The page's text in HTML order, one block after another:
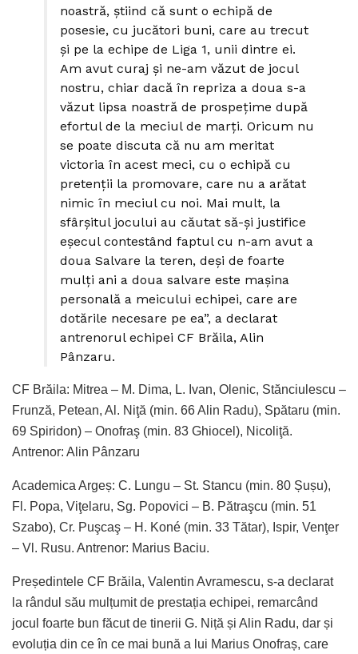
noastră, știind că sunt o echipă de
posesie, cu jucători buni, care au trecut
și pe la echipe de Liga 1, unii dintre ei.
Am avut curaj și ne-am văzut de jocul
nostru, chiar dacă în repriza a doua s-a
văzut lipsa noastră de prospețime după
efortul de la meciul de marți. Oricum nu
se poate discuta că nu am meritat
victoria în acest meci, cu o echipă cu
pretenții la promovare, care nu a arătat
nimic în meciul cu noi. Mai mult, la
sfârșitul jocului au căutat să-și justifice
eșecul contestând faptul cu n-am avut a
doua Salvare la teren, deși de foarte
mulți ani a doua salvare este mașina
personală a meicului echipei, care are
dotările necesare pe ea”, a declarat
antrenorul echipei CF Brăila, Alin
Pânzaru.
CF Brăila: Mitrea – M. Dima, L. Ivan, Olenic, Stănciulescu –
Frunză, Petean, Al. Niţă (min. 66 Alin Radu), Spătaru (min.
69 Spiridon) – Onofraş (min. 83 Ghiocel), Nicoliţă.
Antrenor: Alin Pânzaru
Academica Argeș: C. Lungu – St. Stancu (min. 80 Șușu),
Fl. Popa, Viţelaru, Sg. Popovici – B. Pătraşcu (min. 51
Szabo), Cr. Puşcaş – H. Koné (min. 33 Tătar), Ispir, Venţer
– Vl. Rusu. Antrenor: Marius Baciu.
Președintele CF Brăila, Valentin Avramescu, s-a declarat
la rândul său mulțumit de prestația echipei, remarcând
jocul foarte bun făcut de tinerii G. Niță și Alin Radu, dar și
evoluția din ce în ce mai bună a lui Marius Onofraș, care